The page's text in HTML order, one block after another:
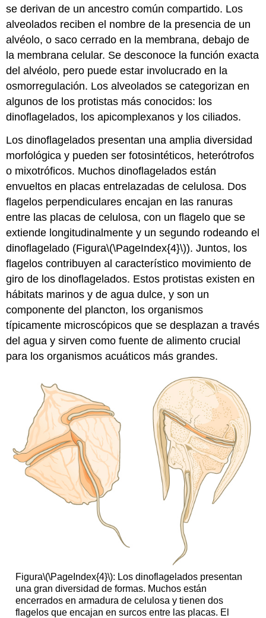
se derivan de un ancestro común compartido. Los
alveolados reciben el nombre de la presencia de un
alvéolo, o saco cerrado en la membrana, debajo de
la membrana celular. Se desconoce la función exacta
del alvéolo, pero puede estar involucrado en la
osmorregulación. Los alveolados se categorizan en
algunos de los protistas más conocidos: los
dinoflagelados, los apicomplexanos y los ciliados.
Los dinoflagelados presentan una amplia diversidad
morfológica y pueden ser fotosintéticos, heterótrofos
o mixotróficos. Muchos dinoflagelados están
envueltos en placas entrelazadas de celulosa. Dos
flagelos perpendiculares encajan en las ranuras
entre las placas de celulosa, con un flagelo que se
extiende longitudinalmente y un segundo rodeando el
dinoflagelado (Figura\(\PageIndex{4}\)). Juntos, los
flagelos contribuyen al característico movimiento de
giro de los dinoflagelados. Estos protistas existen en
hábitats marinos y de agua dulce, y son un
componente del plancton, los organismos
típicamente microscópicos que se desplazan a través
del agua y sirven como fuente de alimento crucial
para los organismos acuáticos más grandes.
Figura\(\PageIndex{4}\): Los dinoflagelados presentan
una gran diversidad de formas. Muchos están
encerrados en armadura de celulosa y tienen dos
flagelos que encajan en surcos entre las placas. El